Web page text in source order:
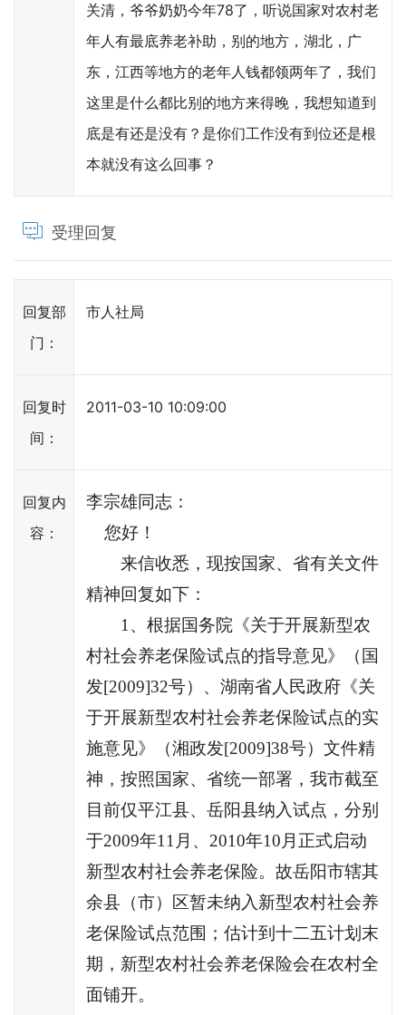
关清，爷爷奶奶今年78了，听说国家对农村老
年人有最底养老补助，别的地方，湖北，广
东，江西等地方的老年人钱都领两年了，我们
这里是什么都比别的地方来得晚，我想知道到
底是有还是没有？是你们工作没有到位还是根
本就没有这么回事？
受理回复
回复部
门：
市人社局
回复时
间：
2011-03-10 10:09:00
回复内
容：
李宗雄同志：
您好！
来信收悉，现按国家、省有关文件
精神回复如下：
1 、根据国务院《关于开展新型农
村社会养老保险试点的指导意见》（国
发[2009]32号）、湖南省人民政府《关
于开展新型农村社会养老保险试点的实
施意见》（湘政发[2009]38号）文件精
神，按照国家、省统一部署，我市截至
目前仅平江县、岳阳县纳入试点，分别
于2009年11 月、 2010年10 月正式启动
新型农村社会养老保险。故岳阳市辖其
余县（市）区暂未纳入新型农村社会养
老保险试点范围；估计到十二五计划末
期，新型农村社会养老保险会在农村全
面铺开。